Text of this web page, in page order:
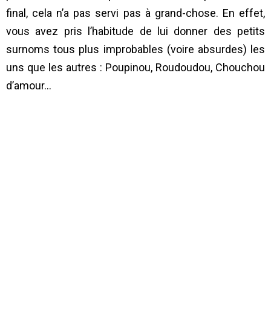
final, cela n’a pas servi pas à grand-chose. En effet,
vous avez pris l’habitude de lui donner des petits
surnoms tous plus improbables (voire absurdes) les
uns que les autres : Poupinou, Roudoudou, Chouchou
d’amour…